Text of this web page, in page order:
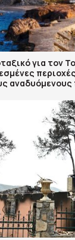
για τον
αναδυόμενους